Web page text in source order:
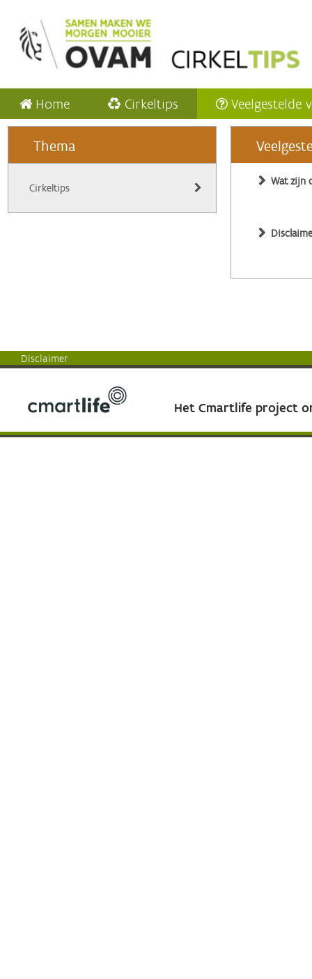
Home Cirkeltips Veelgestelde
Thema
Cirkeltips
Wat zijn
Disclaimer
Het Cmartlife project